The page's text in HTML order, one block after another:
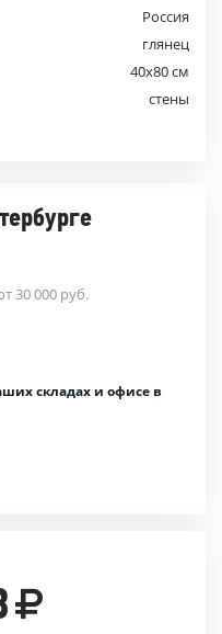
Россия
глянец
40x80 см
стены
30 000 руб.
складах и офисе в